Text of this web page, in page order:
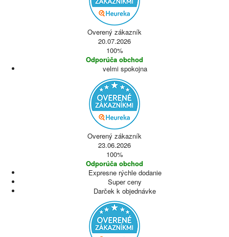
Overený zákazník
20.07.2026
100%
Odporúča obchod
velmi spokojna
Overený zákazník
23.06.2026
100%
Odporúča obchod
Expresne rýchle dodanie
Super ceny
Darček k objednávke